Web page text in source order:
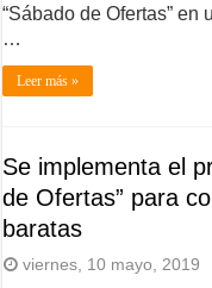
“Sábado de Ofertas”
…
Leer más »
Se implementa el
de Ofertas” para
baratas
viernes, 10 mayo, 2019